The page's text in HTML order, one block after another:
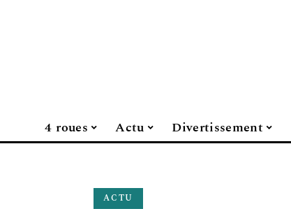
4 roues Actu Divertissement
ACTU